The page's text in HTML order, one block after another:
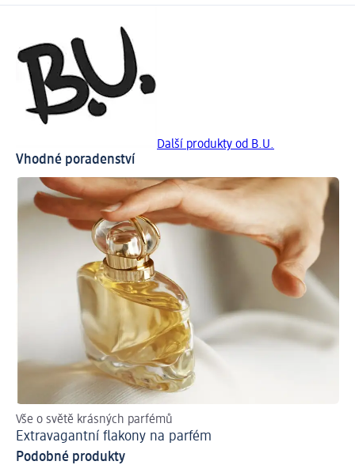
Další produkty od B.U.
Vhodné poradenství
Vše o světě krásných parfémů
Extravagantní flakony na parfém
Podobné produkty